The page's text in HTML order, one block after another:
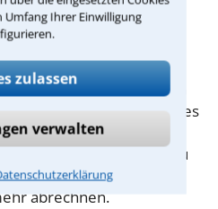
Ihrer Einwilligung
zulassen
verwalten
zu Beginn der ersten
§ 34 Absatz 2 RVG
auf weitere Tätigkeiten des
Sollte es also
Beratungsgesprächs zu
kann der Anwalt diese
abrechnen.